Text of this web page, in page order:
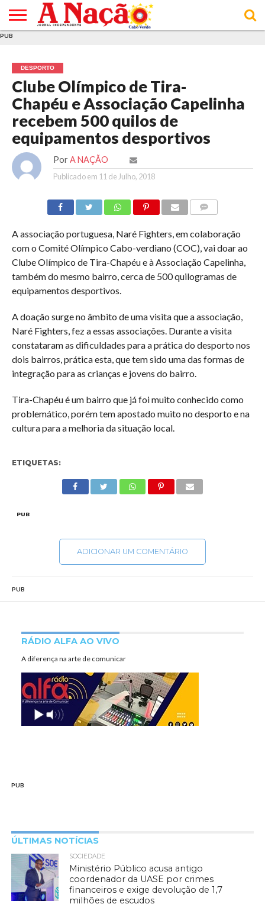
E DE
COOKIES
DE
UTILIZAÇÃO
PUB
DESPORTO
Clube Olímpico de Tira-
Chapéu e Associação Capelinha
recebem 500 quilos de
equipamentos desportivos
Por A NAÇÃO
Publicado em 11 de Julho, 2018
A associação portuguesa, Naré Fighters, em colaboração
com o Comité Olímpico Cabo-verdiano (COC), vai doar ao
Clube Olímpico de Tira-Chapéu e à Associação Capelinha,
também do mesmo bairro, cerca de 500 quilogramas de
equipamentos desportivos.
A doação surge no âmbito de uma visita que a associação,
Naré Fighters, fez a essas associações. Durante a visita
constataram as dificuldades para a prática do desporto nos
dois bairros, prática esta, que tem sido uma das formas de
integração para as crianças e jovens do bairro.
Tira-Chapéu é um bairro que já foi muito conhecido como
problemático, porém tem apostado muito no desporto e na
cultura para a melhoria da situação local.
ETIQUETAS:
PUB
ADICIONAR UM COMENTÁRIO
PUB
RÁDIO ALFA AO VIVO
A diferença na arte de comunicar
PUB
ÚLTIMAS NOTÍCIAS
SOCIEDADE
Ministério Público acusa antigo
coordenador da UASE por crimes
financeiros e exige devolução de 1,7
milhões de escudos